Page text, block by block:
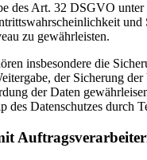
des Art. 32 DSGVO
zu gewährleisten.
insbesondere die
der Sicherung
der Daten
des Datenschutzes